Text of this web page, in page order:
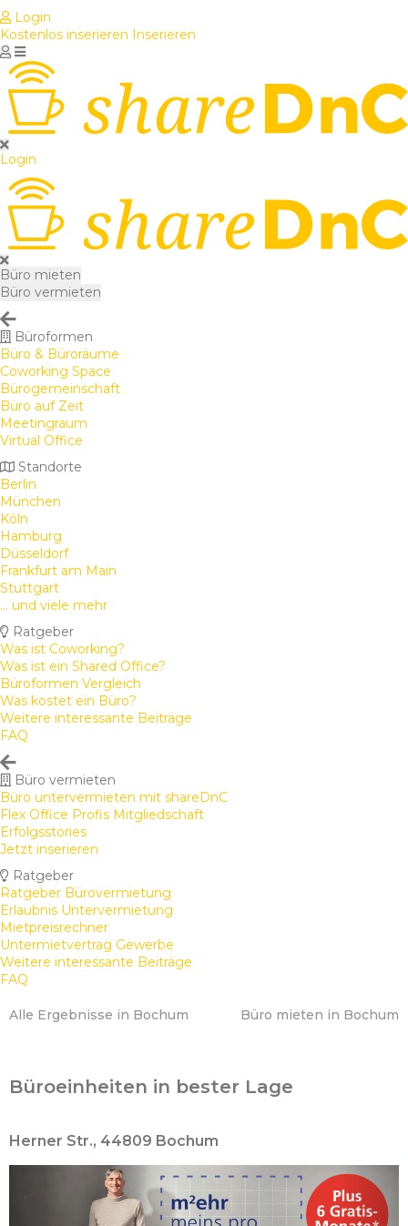
Login
Kostenlos inserieren Inserieren
Login
Büro mieten
Büro vermieten
Büroformen
Büro & Büroräume
Coworking Space
Bürogemeinschaft
Büro auf Zeit
Meetingraum
Virtual Office
Standorte
Berlin
München
Köln
Hamburg
Düsseldorf
Frankfurt am Main
Stuttgart
... und viele mehr
Ratgeber
Was ist Coworking?
Was ist ein Shared Office?
Büroformen Vergleich
Was kostet ein Büro?
Weitere interessante Beiträge
FAQ
Büro vermieten
Büro untervermieten mit shareDnC
Flex Office Profis Mitgliedschaft
Erfolgsstories
Jetzt inserieren
Ratgeber
Ratgeber Bürovermietung
Erlaubnis Untervermietung
Mietpreisrechner
Untermietvertrag Gewerbe
Weitere interessante Beiträge
FAQ
Alle Ergebnisse in Bochum Büro mieten in Bochum
Büroeinheiten in bester Lage
Herner Str., 44809 Bochum